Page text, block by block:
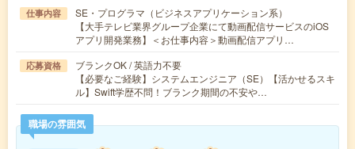
仕事内容
SE・プログラマ（ビジネスアプリケーション系）
【大手テレビ業界グループ企業にて動画配信サービスのiOS
アプリ開発業務】＜お仕事内容＞動画配信アプリ…
応募資格
ブランクOK / 英語力不要
【必要なご経験】システムエンジニア（SE）【活かせるスキ
ル】Swift学歴不問！ブランク期間の不安や…
職場の雰囲気